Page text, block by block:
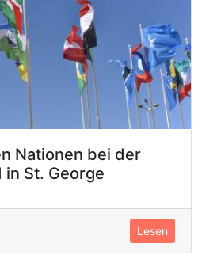
Nationen bei der
in St. George
Lesen